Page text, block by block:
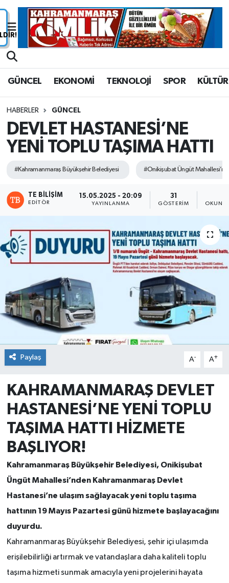
GÜNCEL EKONOMİ TEKNOLOJİ SPOR KÜLTÜR
HABERLER GÜNCEL
DEVLET HASTANESİ’NE
YENİ TOPLU TAŞIMA HATTI
#Kahramanmaraş Büyükşehir Belediyesi #Onikişubat Üngüt
TE BILIŞIM
EDITÖR
15.05.2025 - 20:09
YAYINLANMA
31
GÖSTERIM
Paylaş A- A+
KAHRAMANMARAŞ DEVLET
HASTANESİ’NE YENİ TOPLU
TAŞIMA HATTI HİZMETE
BAŞLIYOR!
Kahramanmaraş Büyükşehir Belediyesi, Onikişubat
Üngüt Mahallesi’nden Kahramanmaraş Devlet
Hastanesi’ne ulaşım sağlayacak yeni toplu taşıma
hattının 19 Mayıs Pazartesi günü hizmete başlayacağını
duyurdu.
Kahramanmaraş Büyükşehir Belediyesi, şehir içi ulaşımda
erişilebilirliği artırmak ve vatandaşlara daha kaliteli toplu
taşıma hizmeti sunmak amacıyla yeni projelerini hayata
Nöbetçi Eczaneler
Süper Lig Puan Durumu ve Fikstür
Tüm Manşetler
Son Dakika Haberleri